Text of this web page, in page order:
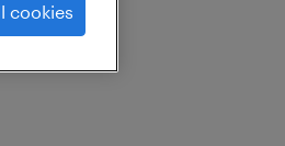
cookies